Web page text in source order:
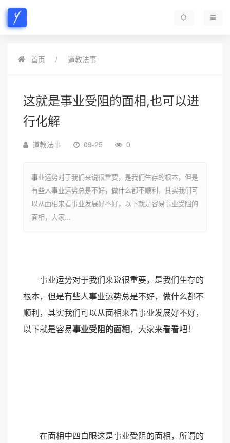
首页 道教法事
这就是事业受阻的面相,也可以进
行化解
道教法事 09-25 0
事业运势对于我们来说很重要，是我们生存的根本，但是
有些人事业运势总是不好，做什么都不顺利，其实我们可
以从面相来看事业发展好不好，以下就是容易事业受阻的
面相，大家...
事业运势对于我们来说很重要，是我们生存的
根本，但是有些人事业运势总是不好，做什么都不
顺利，其实我们可以从面相来看事业发展好不好，
以下就是容易事业受阻的面相，大家来看看吧！
在面相中四白眼这是事业受阻的面相，所谓的